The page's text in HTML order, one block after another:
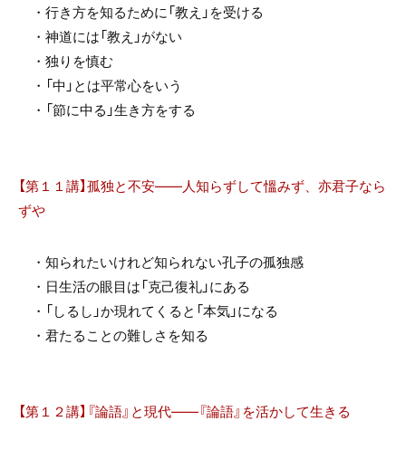
・行き方を知るために「教え」を受ける
・神道には「教え」がない
・独りを慎む
・「中」とは平常心をいう
・「節に中る」生き方をする
【第１１講】孤独と不安――人知らずして慍みず、亦君子なら
ずや
・知られたいけれど知られない孔子の孤独感
・日生活の眼目は「克己復礼」にある
・「しるし」か現れてくると「本気」になる
・君たることの難しさを知る
【第１２講】『論語』と現代――『論語』を活かして生きる